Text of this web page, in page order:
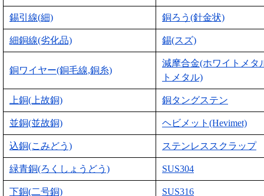
錫引線(細) 銅ろう(針金状)
細銅線(劣化品) 錫(スズ)
銅ワイヤー(銅毛線,銅糸)
減摩合金(ホワイトメタ
トメタル)
上銅(上故銅) 銅タングステン
並銅(並故銅) ヘビメット(Hevimet)
込銅(こみどう) ステンレススクラップ
緑青銅(ろくしょうどう) SUS304
下銅(二号銅) SUS316